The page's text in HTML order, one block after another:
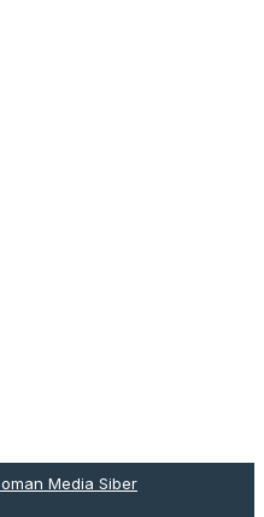
Media Siber